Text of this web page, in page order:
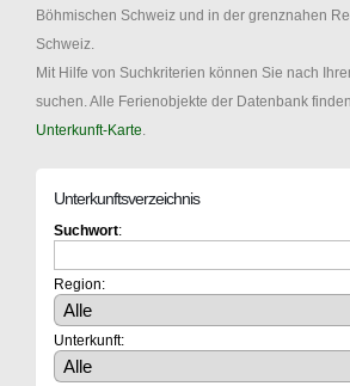
Böhmischen Schweiz und in der grenznahen
Schweiz.
Mit Hilfe von Suchkriterien können Sie nach
suchen. Alle Ferienobjekte der Datenbank
Unterkunft-Karte
Unterkunftsverzeichnis
Suchwort:
Region:
Unterkunft: